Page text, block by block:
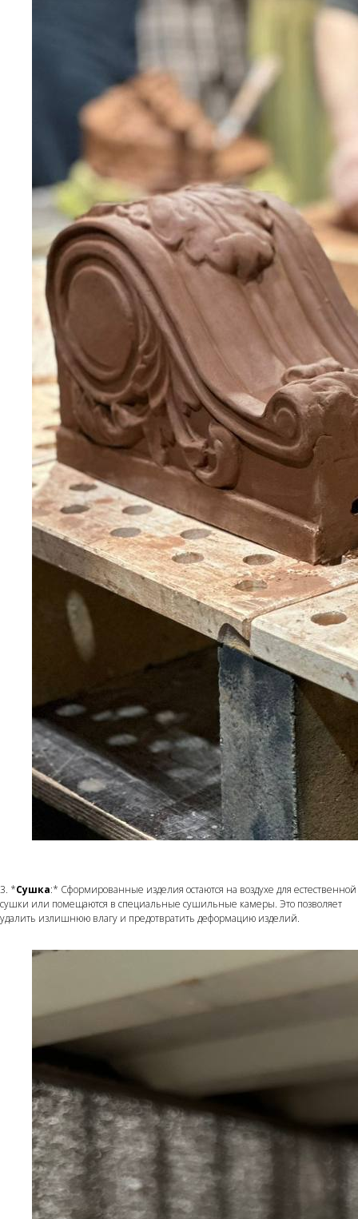
3. *Сушка:* Сформированные изделия остаются на воздухе для естественной
сушки или помещаются в специальные сушильные камеры. Это позволяет
удалить излишнюю влагу и предотвратить деформацию изделий.